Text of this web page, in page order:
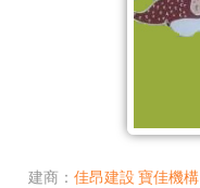
建商 佳昂建設 寶佳機構